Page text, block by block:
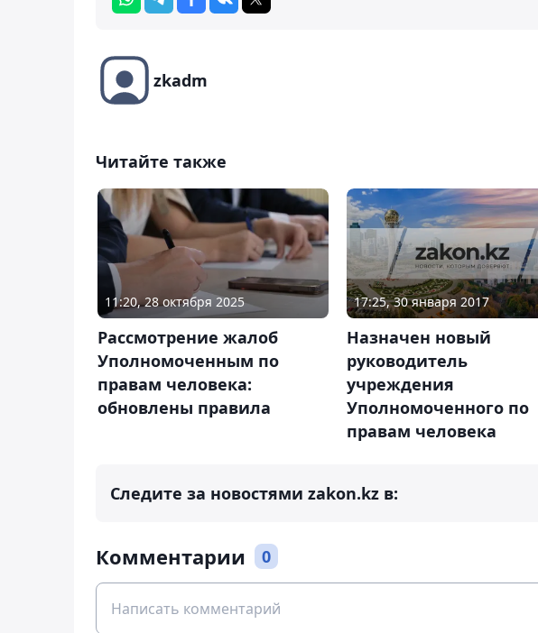
zkadm
Читайте также
11:20, 28 октября 2025
Рассмотрение жалоб
Уполномоченным по
правам человека:
обновлены правила
17:25, 30 января 2017
Назначен новый
руководитель
учреждения
Уполномоченного по
правам человека
Следите за новостями zakon.kz в:
Комментарии 0